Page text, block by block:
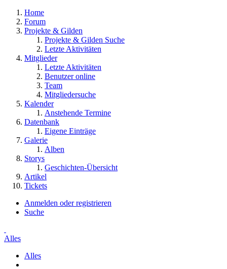
Home
Forum
Projekte & Gilden
Projekte & Gilden Suche
Letzte Aktivitäten
Mitglieder
Letzte Aktivitäten
Benutzer online
Team
Mitgliedersuche
Kalender
Anstehende Termine
Datenbank
Eigene Einträge
Galerie
Alben
Storys
Geschichten-Übersicht
Artikel
Tickets
Anmelden oder registrieren
Suche
Alles
Alles